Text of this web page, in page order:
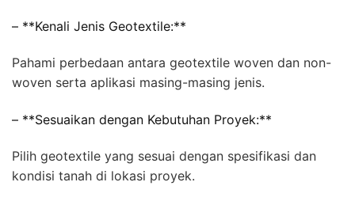
– **Kenali Jenis Geotextile:**
Pahami perbedaan antara geotextile woven dan non-
woven serta aplikasi masing-masing jenis.
– **Sesuaikan dengan Kebutuhan Proyek:**
Pilih geotextile yang sesuai dengan spesifikasi dan
kondisi tanah di lokasi proyek.